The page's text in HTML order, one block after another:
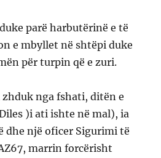
parë harbutërinë e të
e mbyllet në shtëpi duke
për turpin që e zuri.
zhduk nga fshati, ditën e
)i ati ishte në mal), ia
dhe një oficer Sigurimi të
marrin forcërisht